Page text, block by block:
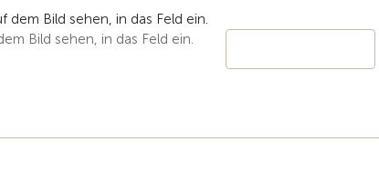
Bild sehen, in das Feld ein.